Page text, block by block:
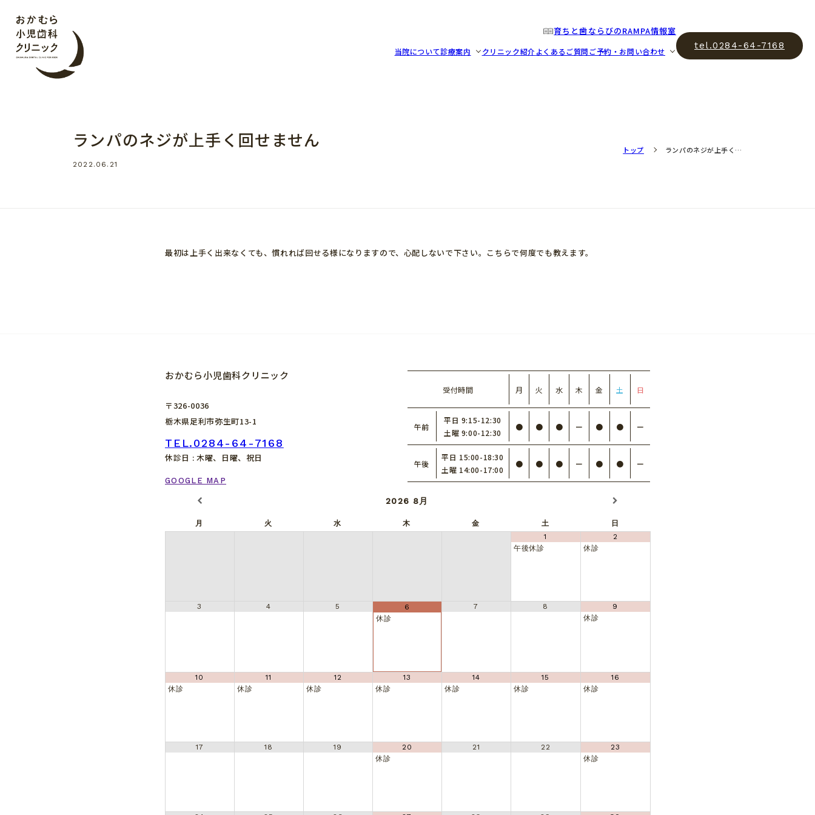
育ちと歯ならびのRAMPA情報室
当院について診療案内 クリニック紹介 よくあるご質問ご予約・お問い合わせ
tel.0284-64-7168
ランパのネジが上手く回せません
2022.06.21
トップ ランパのネジが上手く…
最初は上手く出来なくても、慣れれば回せる様になりますので、心配しないで下さい。こちらで何度でも教えます。
おかむら小児歯科クリニック
〒326-0036
栃木県足利市弥生町13-1
TEL.0284-64-7168
休診日 : 木曜、日曜、祝日
GOOGLE MAP
受付時間 月 火 水 木 金 土 日
午前
平日 9:15-12:30
土曜 9:00-12:30
● ● ● ー ● ● ー
午後
平日 15:00-18:30
土曜 14:00-17:00
● ● ● ー ● ● ー
2026 8月
月 火 水 木 金 土
日
1
午後休診
2
休診
3 4 5
6
休診
7 8
9
休診
10
休診
11
休診
12
休診
13
休診
14
休診
15
休診
16
休診
17 18 19
20
休診
21 22
23
休診